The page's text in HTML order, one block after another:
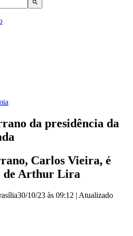
da presidência da
Carlos Vieira, é
de Arthur Lira
30/10/23 às 09:12 | Atualizado